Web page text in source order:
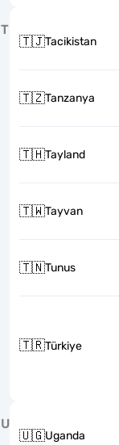
T
🇹🇯Tacikistan
🇹🇿Tanzanya
🇹🇭Tayland
🇹🇼Tayvan
🇹🇳Tunus
🇹🇷Türkiye
U
🇺🇬Uganda